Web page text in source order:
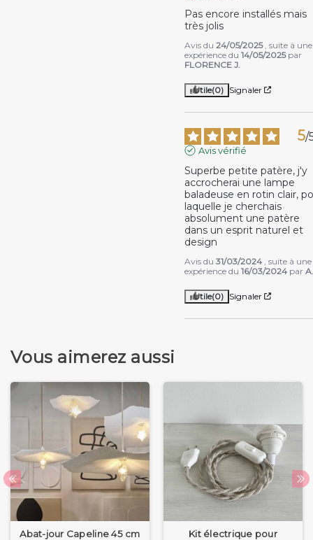
Pas encore installés mais
très jolis
Avis du24/05/2025 , suite à une
expérience du14/05/2025 par
FLORENCE J.
Utile(0) Signaler
5/
Avis vérifié
Superbe petite patère, j'y
accrocherai une lampe
baladeuse en rotin clair,
laquelle je cherchais
absolument une patère
dans un esprit naturel et
design
Avis du31/03/2024 , suite à une
expérience du16/03/2024 par
Utile(0) Signaler
Vous aimerez aussi
Abat-jour Capeline 45 cm
Kit électrique pour